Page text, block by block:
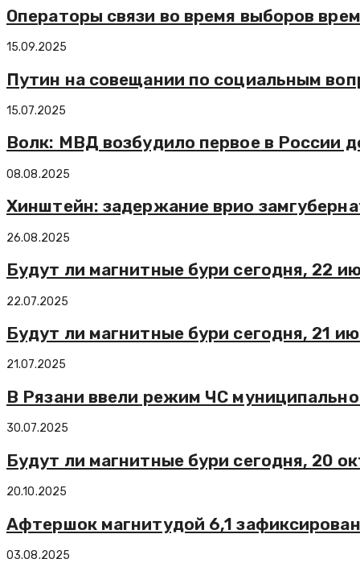
Операторы связи во время выборов
15.09.2025
Путин на совещании по социальным
15.07.2025
Волк: МВД возбудило первое в России
08.08.2025
Хинштейн: задержание врио
26.08.2025
Будут ли магнитные бури сегодня, 22
22.07.2025
Будут ли магнитные бури сегодня, 21
21.07.2025
В Рязани ввели режим ЧС
30.07.2025
Будут ли магнитные бури сегодня, 20
20.10.2025
Афтершок магнитудой 6,1
03.08.2025